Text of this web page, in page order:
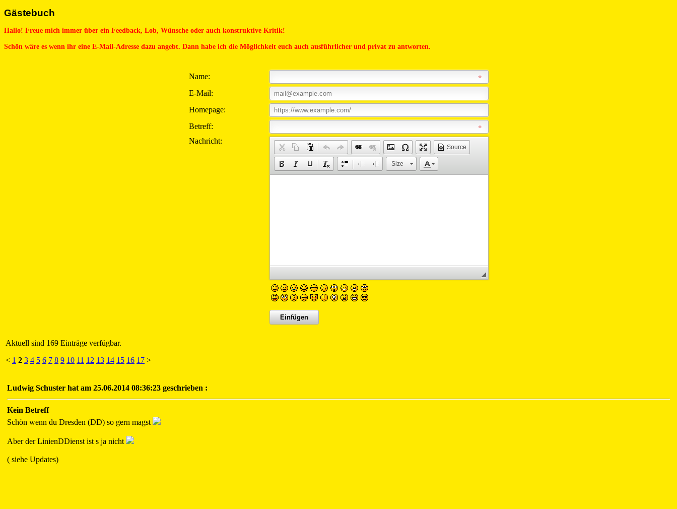
Gästebuch
Hallo! Freue mich immer über ein Feedback, Lob, Wünsche oder auch konstruktive Kritik!
Schön wäre es wenn ihr eine E-Mail-Adresse dazu angebt. Dann habe ich die Möglichkeit euch auch ausführlicher und privat zu antworten.
Name:
E-Mail:
Homepage:
Betreff:
Nachricht:
Source
Size
Aktuell sind 169 Einträge verfügbar.
< 1 2 3 4 5 6 7 8 9 10 11 12 13 14 15 16 17 >
Ludwig Schuster hat am 25.06.2014 08:36:23 geschrieben :
Kein Betreff
Schön wenn du Dresden (DD) so gern magst
Aber der LinienDDienst ist s ja nicht
( siehe Updates)